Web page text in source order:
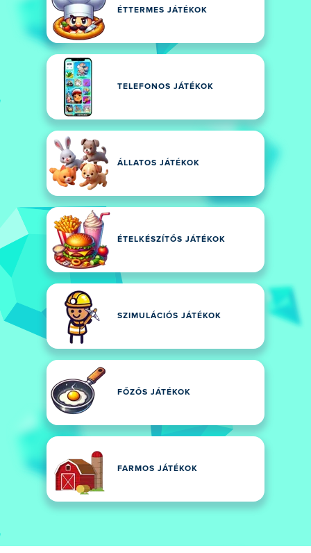
ÉTTERMES JÁTÉKOK
TELEFONOS JÁTÉKOK
ÁLLATOS JÁTÉKOK
ÉTELKÉSZÍTŐS JÁTÉKOK
SZIMULÁCIÓS JÁTÉKOK
FŐZŐS JÁTÉKOK
FARMOS JÁTÉKOK